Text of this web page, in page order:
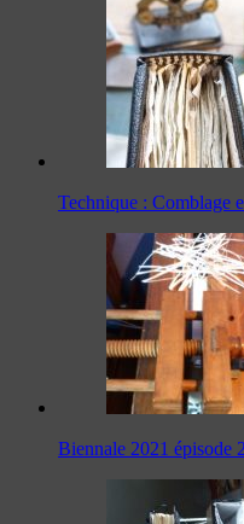
Technique : Comblage
Biennale 2021 épisode